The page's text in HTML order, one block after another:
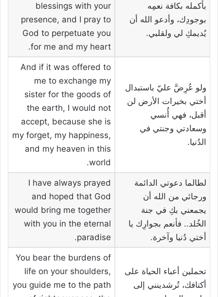
بأكمله بكافة نعمِه
بوجودِك، وأدعو الله أن
يُديمكِ لي ولقلبي.
blessings with your
presence, and I pray to
God to perpetuate you
for me and my heart.
ولو عُرِضَّ عليّ باستبدال
أختي بخيرات الأرض لن
أقبل، فهي أُنسي
وسعادتي وجنتي في
الدُنيا.
And if it was offered to
me to exchange my
sister for the goods of
the earth, I would not
accept, because she is
my forget, my happiness,
and my heaven in this
world.
لطالما دعوتي الدائمة
ورجائي من الله أن
يجمعني بكِ في جنة
الخُلد.. فأنعم بجوارِك يا
أختي دُنيا وآخرة.
I have always prayed
and hoped that God
would bring me together
with you in the eternal
paradise.
تحملين أعباء الحياة على
أكتافك، تُرشدينني إلى
You bear the burdens of
life on your shoulders,
you guide me to the path